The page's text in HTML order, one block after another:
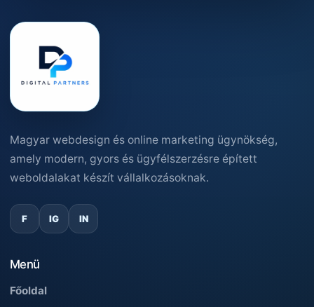
Magyar webdesign és online marketing ügynökség,
amely modern, gyors és ügyfélszerzésre épített
weboldalakat készít vállalkozásoknak.
F IG IN
Menü
Főoldal